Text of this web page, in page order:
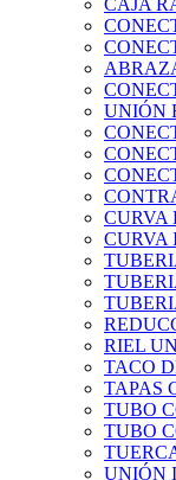
CAJA
UNIÓN
CURVA
CURVA
RIEL
TACO
TAPAS
TUBO
TUBO
UNIÓN